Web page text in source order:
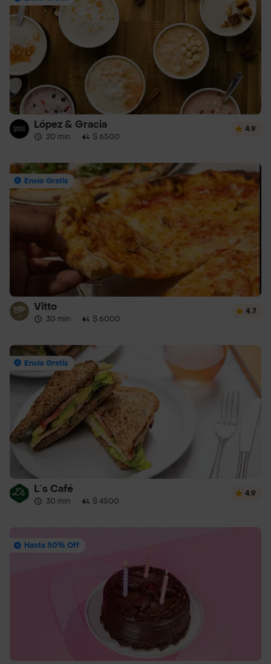
López & Gracia
20 min · $ 6500
4.9
Envío Gratis
Vitto
30 min · $ 6000
4.7
Envío Gratis
L´s Café
30 min · $ 4500
4.9
Hasta 50% Off